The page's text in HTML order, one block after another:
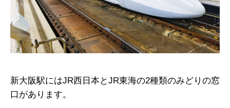
新大阪駅にはJR西日本とJR東海の2種類のみどりの窓
口があります。